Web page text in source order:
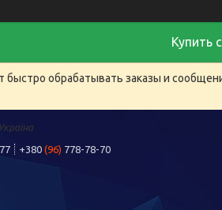
Купить
быстро обрабатывать заказы и
+380 (96) 778-78-70